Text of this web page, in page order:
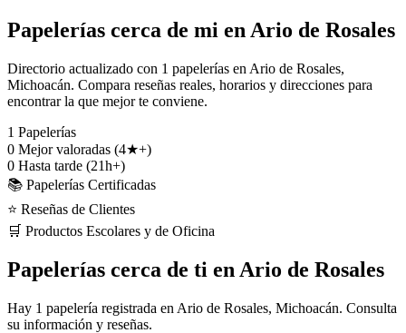
Papelerías cerca de mi en Ario de Rosales
Directorio actualizado con 1 papelerías en Ario de Rosales,
Michoacán. Compara reseñas reales, horarios y direcciones para
encontrar la que mejor te conviene.
1 Papelerías
0 Mejor valoradas (4★+)
0 Hasta tarde (21h+)
📚 Papelerías Certificadas
⭐ Reseñas de Clientes
🛒 Productos Escolares y de Oficina
Papelerías cerca de ti en Ario de Rosales
Hay 1 papelería registrada en Ario de Rosales, Michoacán. Consulta
su información y reseñas.